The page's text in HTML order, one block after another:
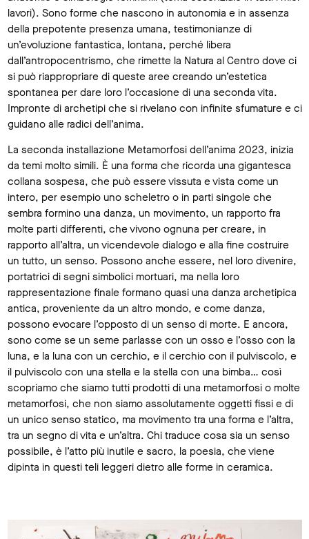
lavori). Sono forme che nascono in autonomia e in assenza
della prepotente presenza umana, testimonianze di
un’evoluzione fantastica, lontana, perché libera
dall’antropocentrismo, che rimette la Natura al Centro dove ci
si può riappropriare di queste aree creando un’estetica
spontanea per dare loro l’occasione di una seconda vita.
Impronte di archetipi che si rivelano con infinite sfumature e ci
guidano alle radici dell’anima.
La seconda installazione Metamorfosi dell’anima 2023, inizia
da temi molto simili. È una forma che ricorda una gigantesca
collana sospesa, che può essere vissuta e vista come un
intero, per esempio uno scheletro o in parti singole che
sembra formino una danza, un movimento, un rapporto fra
molte parti differenti, che vivono ognuna per creare, in
rapporto all’altra, un vicendevole dialogo e alla fine costruire
un tutto, un senso. Possono anche essere, nel loro divenire,
portatrici di segni simbolici mortuari, ma nella loro
rappresentazione finale formano quasi una danza archetipica
antica, proveniente da un altro mondo, e come danza,
possono evocare l’opposto di un senso di morte. E ancora,
sono come se un seme parlasse con un osso e l’osso con la
luna, e la luna con un cerchio, e il cerchio con il pulviscolo, e
il pulviscolo con una stella e la stella con una bimba… così
scopriamo che siamo tutti prodotti di una metamorfosi o molte
metamorfosi, che non siamo assolutamente oggetti fissi e di
un unico senso statico, ma movimento tra una forma e l’altra,
tra un segno di vita e un’altra. Chi traduce cosa sia un senso
possibile, è l’atto più inutile e sacro, la poesia, che viene
dipinta in questi teli leggeri dietro alle forme in ceramica.